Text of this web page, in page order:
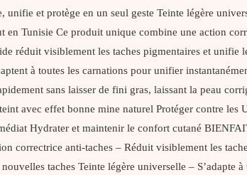
et protège en un seul geste Teinte légère
Tunisie Ce produit unique combine une action
réduit visiblement les taches pigmentaires et unifie
à toutes les carnations pour unifier
sans laisser de fini gras, laissant la peau
avec effet bonne mine naturel Protéger contre les
Hydrater et maintenir le confort cutané
correctrice anti-taches – Réduit visiblement les
taches Teinte légère universelle – S’adapte